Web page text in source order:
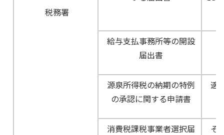
税務署
給与支払事務所等の開設
届出書
源泉所得税の納期の特例
の承認に関する申請書
適
消費税課税事業者選択届
そ